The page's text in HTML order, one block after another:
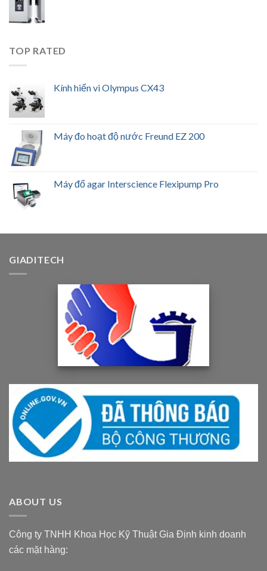
TOP RATED
Kính hiển vi Olympus CX43
Máy đo hoạt độ nước Freund EZ 200
Máy đổ agar Interscience Flexipump Pro
GIADITECH
ABOUT US
Công ty TNHH Khoa Học Kỹ Thuật Gia Định kinh doanh
các mặt hàng: